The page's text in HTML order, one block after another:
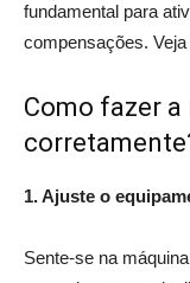
fundamental para
compensações.
Como fazer
1. Ajuste o
Sente-se na